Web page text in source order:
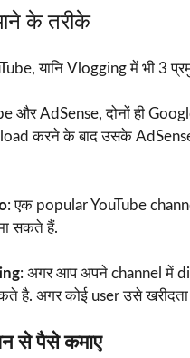
के तरीके
यानि Vlogging में भी 3
और AdSense, दोनों ही
करने के बाद उसके
: एक popular YouTube
सकते हैं.
: अगर आप अपने channel में
है. अगर कोई user उसे
से पैसे कमाए